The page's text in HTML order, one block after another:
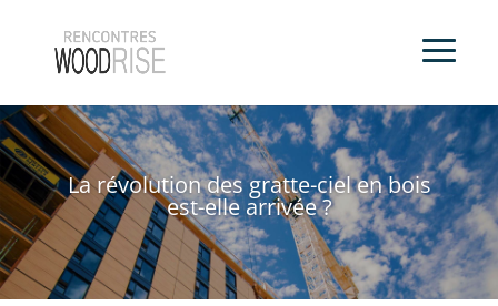
La révolution des gratte-ciel en bois
est-elle arrivée ?